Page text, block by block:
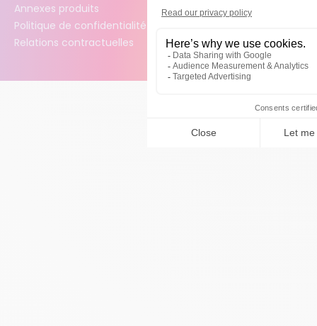
Annexes produits
Politique de confidentialité des données
Relations contractuelles